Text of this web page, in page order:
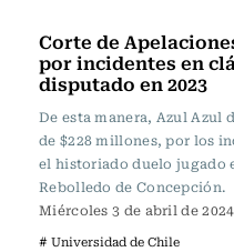
Corte de
por incidentes en
disputado en 2023
De esta manera, Azul Azul
de $228 millones, por los
el historiado duelo jugado
Rebolledo de Concepción.
Miércoles 3 de abril de 2024
# Universidad de Chile